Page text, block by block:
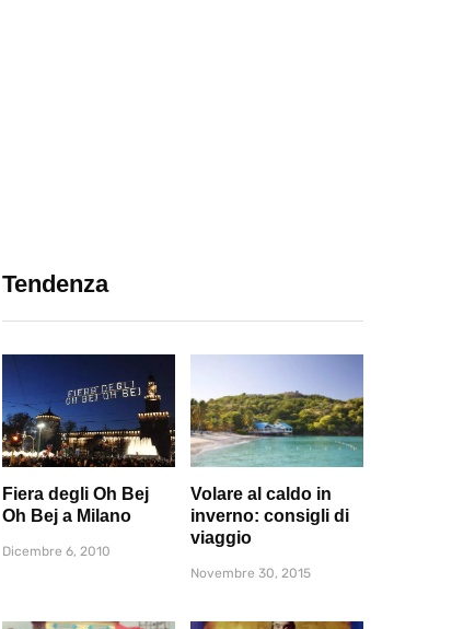
Tendenza
Fiera degli Oh Bej
Oh Bej a Milano
Dicembre 6, 2010
Volare al caldo in
inverno: consigli di
viaggio
Novembre 30, 2015